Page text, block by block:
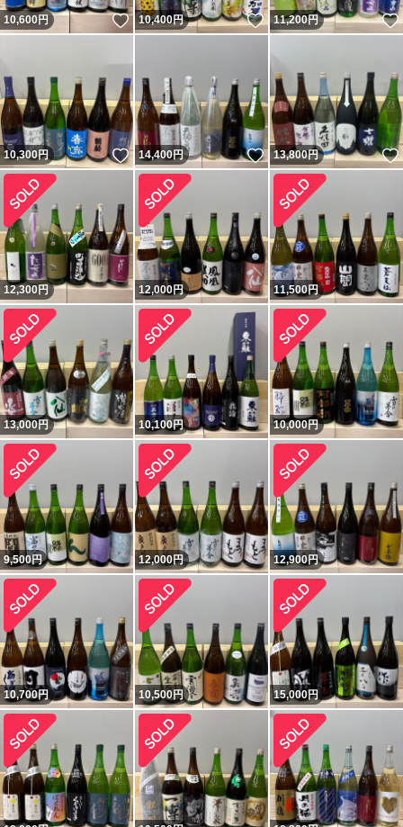
10,600円 いいね！
10,400円 いいね！
11,200円
10,300円 いいね！
14,400円 いいね！
13,800円
12,300円 12,000円 11,500円
13,000円 10,100円 10,000円
9,500円 12,000円 12,900円
10,700円 10,500円 15,000円